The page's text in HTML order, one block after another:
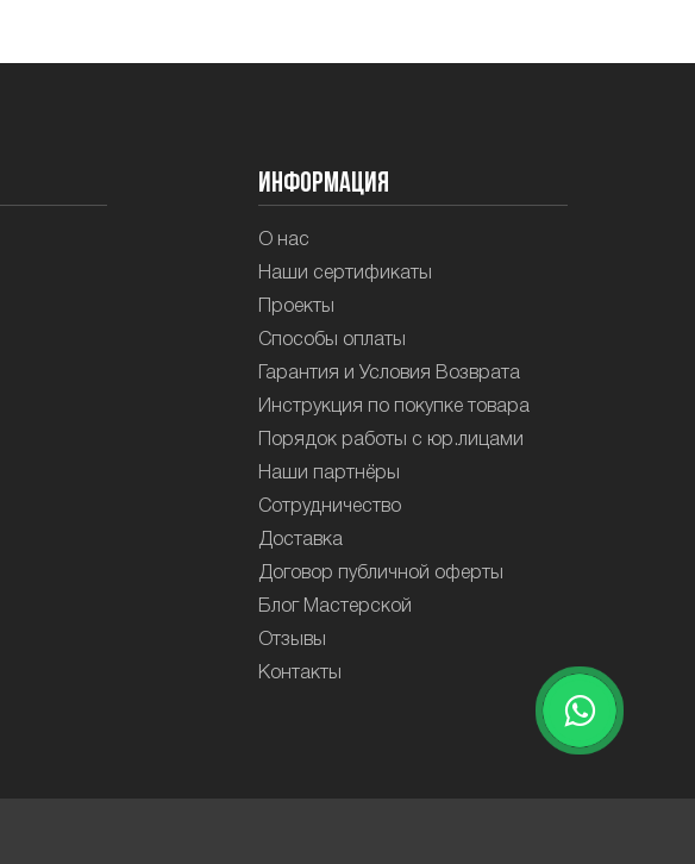
Информация
О нас
Наши сертификаты
Проекты
Способы оплаты
Гарантия и Условия Возврата
Инструкция по покупке товара
Порядок работы с юр.лицами
Наши партнёры
Сотрудничество
Доставка
Договор публичной оферты
Блог Мастерской
Отзывы
Контакты